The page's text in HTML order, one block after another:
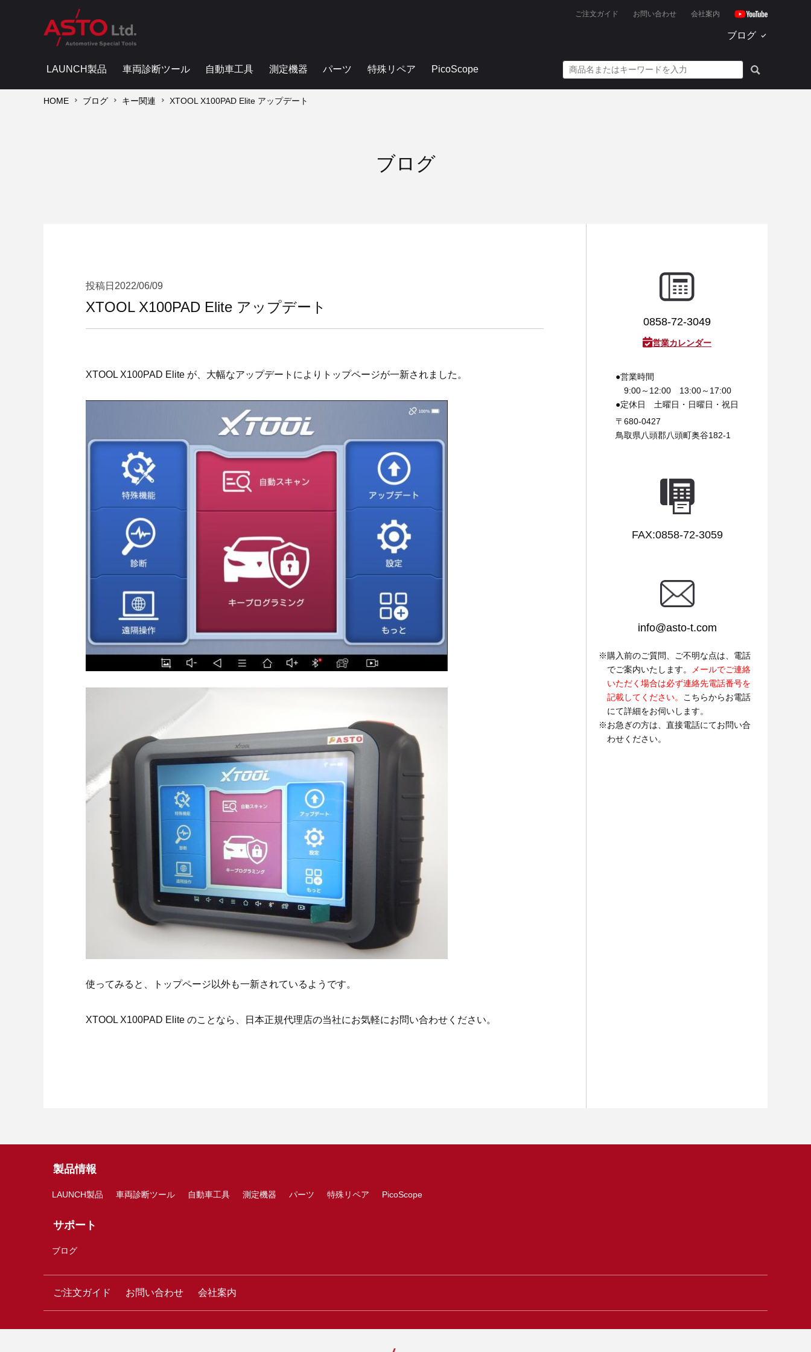
ご注文ガイド お問い合わせ 会社案内
ブログ
LAUNCH製品 車両診断ツール 自動車工具 測定機器 パーツ 特殊リペア PicoScope
HOME ブログ キー関連 XTOOL X100PAD Elite アップデート
ブログ
投稿日 2022/06/09
XTOOL X100PAD Elite アップデート
XTOOL X100PAD Elite が、大幅なアップデートによりトップページが一新されました。
使ってみると、トップページ以外も一新されているようです。
XTOOL X100PAD Elite のことなら、日本正規代理店の当社にお気軽にお問い合わせください。
0858-72-3049
営業カレンダー
●営業時間
9:00～12:00 13:00～17:00
●定休日
土曜日・日曜日・祝日
〒680-0427
鳥取県八頭郡八頭町奥谷182-1
FAX:0858-72-3059
info@asto-t.com
購入前のご質問、ご不明な点は、電話
でご案内いたします。
メールでご連絡
いただく場合は必ず連絡先電話番号を
記載してください。
こちらからお電話
にて詳細をお伺いします。
お急ぎの方は、直接電話にてお問い合
わせください。
製品情報
LAUNCH製品 車両診断ツール 自動車工具 測定機器 パーツ 特殊リペア PicoScope
サポート
ブログ
ご注文ガイド お問い合わせ 会社案内